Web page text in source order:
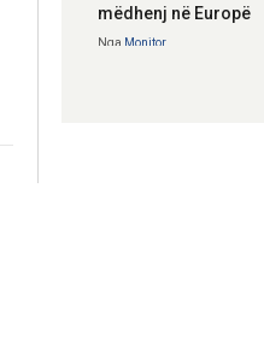
mëdhenj në Europë
Nga Monitor